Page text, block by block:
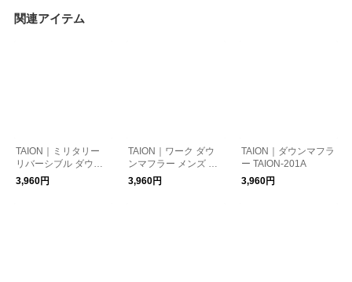
関連アイテム
TAION｜ミリタリー
リバーシブル ダウン
マフラー 男女兼用 ユ
ニセックス taion-r201
3,960円
TAION｜ワーク ダウ
ンマフラー メンズ レ
ディース ユニセック
ス taion-201wk
3,960円
TAION｜ダウンマフラ
ー TAION-201A
3,960円